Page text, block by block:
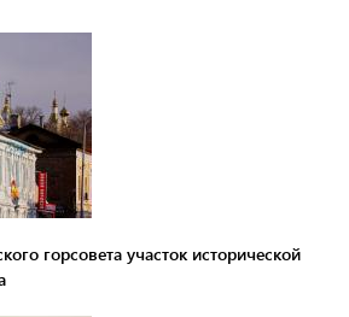
горсовета участок исторической